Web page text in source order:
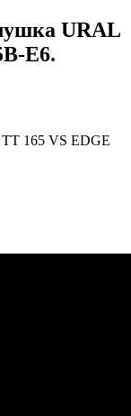
URAL
E6.
165 VS EDGE